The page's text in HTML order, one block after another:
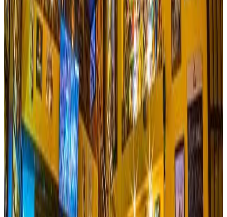
Ver sitio →
Ibagué
El Cural Parilla
La perfecta fusión entre el campo y la parrilla… A pocos
kilómetros de Ibagué podrás disfrutar de una deliciosa
parrilla campestre en el Restaurante El Cural Parrilla, te
deleitarás con comida típica, zona de juegos para los más
pequeñitos y todo rodeado por un ambiente único y natural;
su amplio salón es una buena opción para que programes
allí cualquier tipo de evento, familiar o empresarial.
Reservar